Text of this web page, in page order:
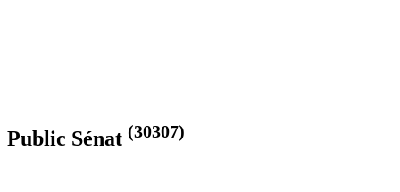
Public Sénat (30307)